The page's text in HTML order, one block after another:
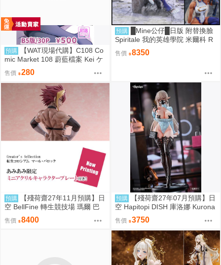
預購
【WAT現場代購】C108 Co
mic Market 108 蔚藍檔案 Kei ケ
イちゃん かいはつけいかくっ！
售價 280
預購
█Mine公仔█日版 附替換臉
Spiritale 我的英雄學院 米爾科 R
abbit 1/7 PVC D9265
售價 8350
預購
【殘荷齋27年11月預購】日
空 BellFine 轉生競技場 瑪爾 巴
洛克 1/6
售價 8400
預購
【殘荷齋27年07月預購】日
空 Hapitopi DISH 庫洛娜 Kurona
盛情邀請 1/6 附特典
售價 3750